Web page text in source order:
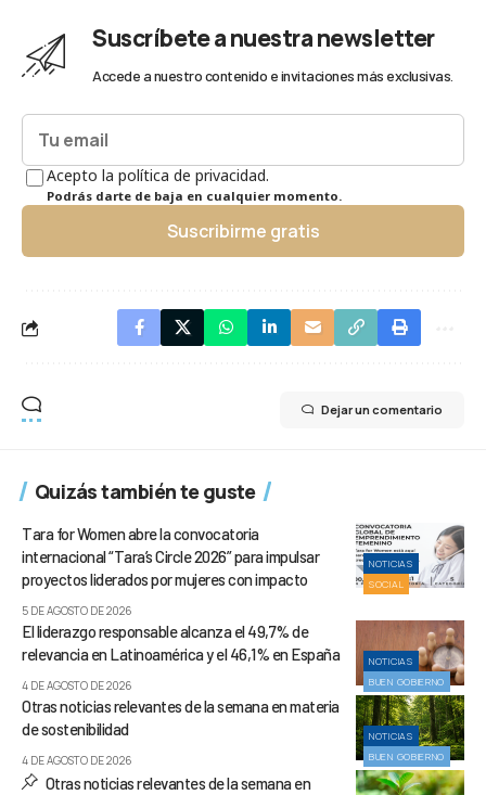
Suscríbete a nuestra newsletter
Accede a nuestro contenido e invitaciones más exclusivas.
Acepto la política de privacidad.
Podrás darte de baja en cualquier momento.
Suscribirme gratis
Dejar un comentario
Quizás también te guste
NOTICIAS
SOCIAL
Tara for Women abre la convocatoria
internacional “Tara’s Circle 2026” para impulsar
proyectos liderados por mujeres con impacto
5 DE AGOSTO DE 2026
NOTICIAS
BUEN GOBIERNO
El liderazgo responsable alcanza el 49,7% de
relevancia en Latinoamérica y el 46,1% en España
4 DE AGOSTO DE 2026
NOTICIAS
BUEN GOBIERNO
Otras noticias relevantes de la semana en materia
de sostenibilidad
4 DE AGOSTO DE 2026
Otras noticias relevantes de la semana en